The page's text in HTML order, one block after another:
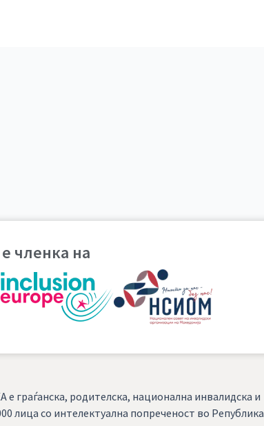
членка на
граѓанска, родителска, национална инвалидска и
лица со интелектуална попреченост во Република